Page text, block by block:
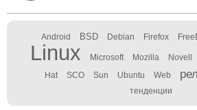
Android BSD Debian Firefox
Linux Microsoft Mozilla Novell
Hat SCO Sun Ubuntu Web
тенденции